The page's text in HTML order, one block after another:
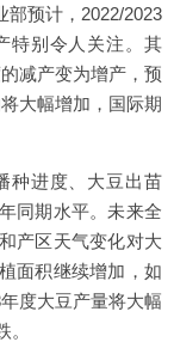
部预计，2022/2023
特别令人关注。其
减产变为增产，预
大幅增加，国际期
种进度、大豆出苗
同期水平。未来全
产区天气变化对大
面积继续增加，如
度大豆产量将大幅